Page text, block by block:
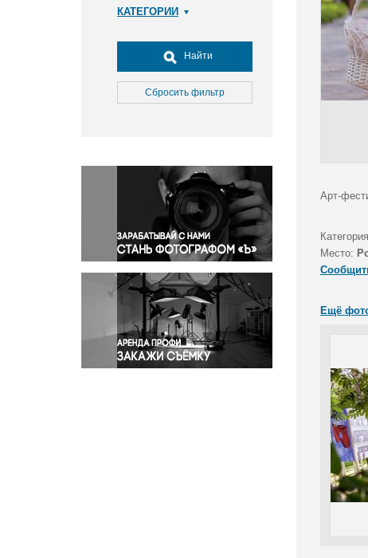
КАТЕГОРИИ
Досуг, туризм и отдых
Культура
Медицина
Окружающая среда
Политика
Правосудие
Происшествия и конфликты
Религия
Светская жизнь
Спорт
Экология
Экономика и бизнес
Найти
Сбросить фильтр
Арт-
Место:
Ещё